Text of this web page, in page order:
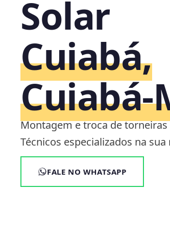
Solar
Cuiabá,
Montagem e troca de torneiras
Técnicos especializados na sua
FALE NO WHATSAPP